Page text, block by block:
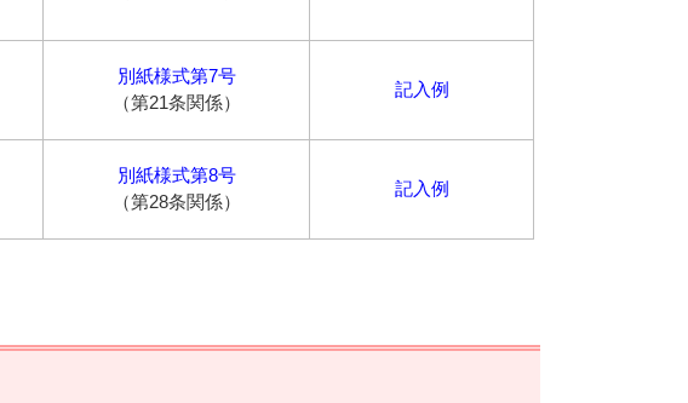
別紙様式第7号
（第21条関係）
記入例
別紙様式第8号
（第28条関係）
記入例